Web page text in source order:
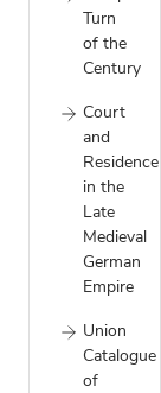
Turn
of the
Century
Court
and
Residence
in the
Late
Medieval
German
Empire
Union
Catalogue
of